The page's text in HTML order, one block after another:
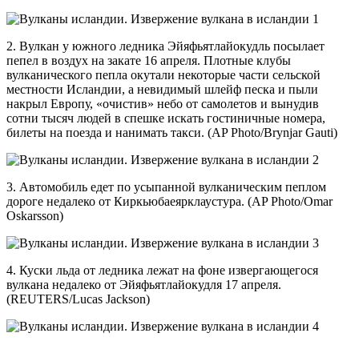
2. Вулкан у южного ледника Эйяфьятлайокудль посылает
пепел в воздух на закате 16 апреля. Плотные клубы
вулканического пепла окутали некоторые части сельской
местности Исландии, а невидимый шлейф песка и пыли
накрыл Европу, «очистив» небо от самолетов и вынудив
сотни тысяч людей в спешке искать гостиничные номера,
билеты на поезда и нанимать такси. (AP Photo/Brynjar Gauti)
3. Автомобиль едет по усыпанной вулканическим пеплом
дороге недалеко от Киркьюбаеярклаустура. (AP Photo/Omar
Oskarsson)
4. Куски льда от ледника лежат на фоне извергающегося
вулкана недалеко от Эйяфьятлайокудля 17 апреля.
(REUTERS/Lucas Jackson)